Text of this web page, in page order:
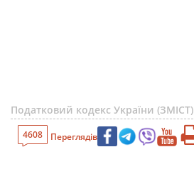
Податковий кодекс України (ЗМІСТ)
4608 Переглядів